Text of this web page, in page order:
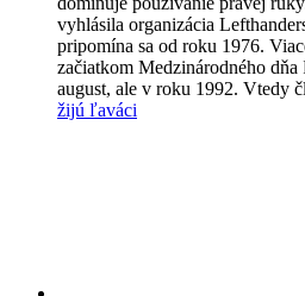
vyhlásila organizácia
pripomína sa od roku 1976.
začiatkom Medzinárodného
august, ale v roku 1992. Vtedy
žijú ľaváci